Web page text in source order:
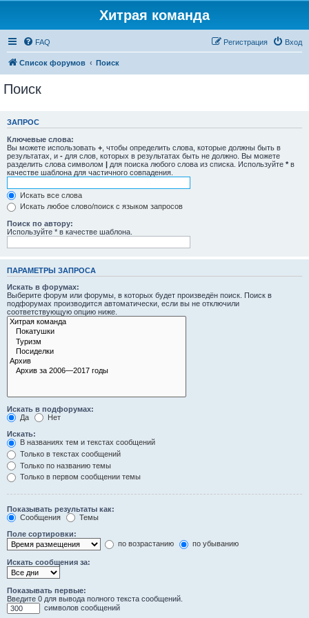
Хитрая команда
FAQ Вход
Регистрация
Список форумов Поиск
Поиск
ЗАПРОС
Ключевые слова:
Вы можете использовать + , чтобы определить слова, которые должны быть в
результатах, и - для слов, которых в результатах быть не должно. Вы можете
разделить слова символом | для поиска любого слова из списка. Используйте * в
качестве шаблона для частичного совпадения.
Искать все слова
Искать любое слово/поиск с языком запросов
Поиск по автору:
Используйте * в качестве шаблона.
ПАРАМЕТРЫ ЗАПРОСА
Искать в форумах:
Выберите форум или форумы, в которых будет произведён поиск. Поиск в
подфорумах производится автоматически, если вы не отключили
соответствующую опцию ниже.
Искать в подфорумах:
Да
Нет
Искать:
В названиях тем и текстах сообщений
Только в текстах сообщений
Только по названию темы
Только в первом сообщении темы
Показывать результаты как:
Сообщения
Темы
Поле сортировки:
по возрастанию
по убыванию
Искать сообщения за:
Показывать первые:
Введите 0 для вывода полного текста сообщений.
символов сообщений